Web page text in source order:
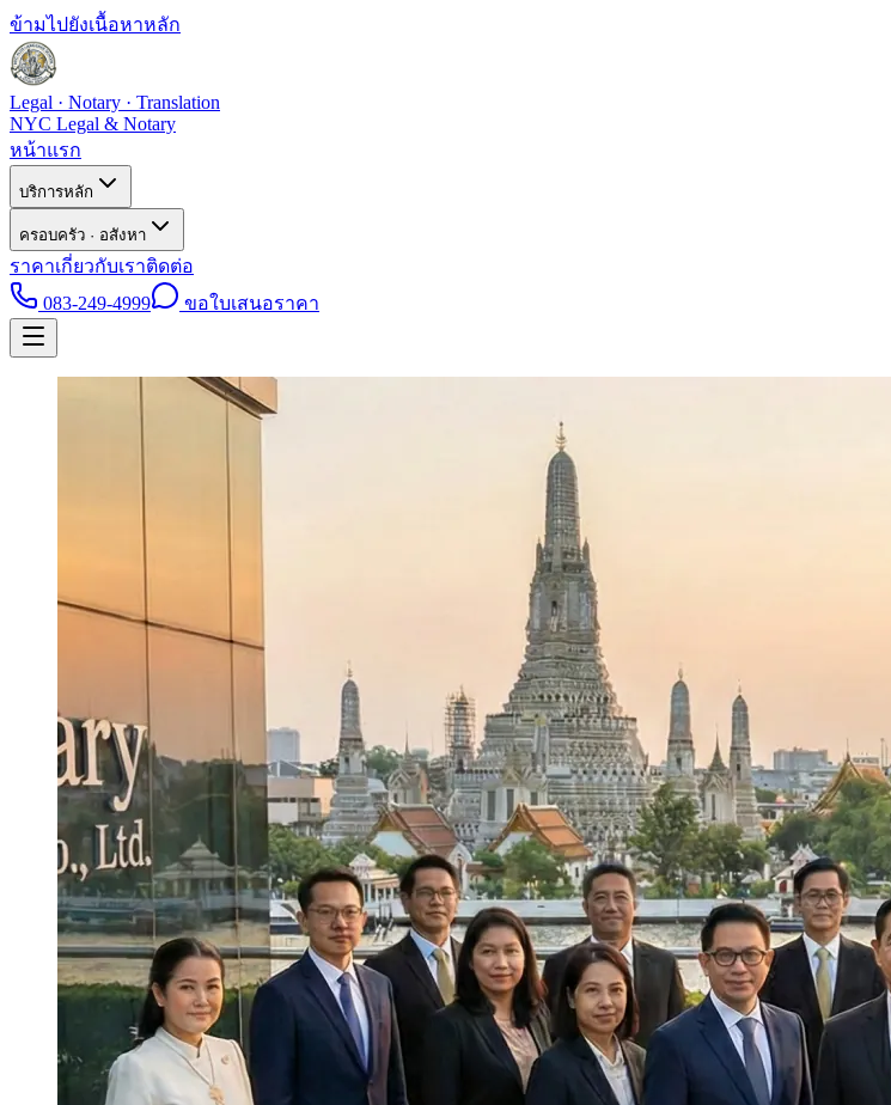
ข้ามไปยังเนื้อหาหลัก
Legal · Notary · Translation
NYC Legal & Notary
หน้าแรก
บริการหลัก
ครอบครัว · อสังหา
ราคาเกี่ยวกับเราติดต่อ
083-249-4999
ขอใบเสนอราคา